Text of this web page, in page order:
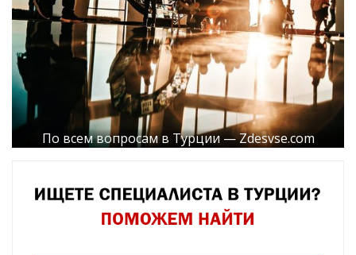
По всем вопросам в Турции — Zdesvse.com